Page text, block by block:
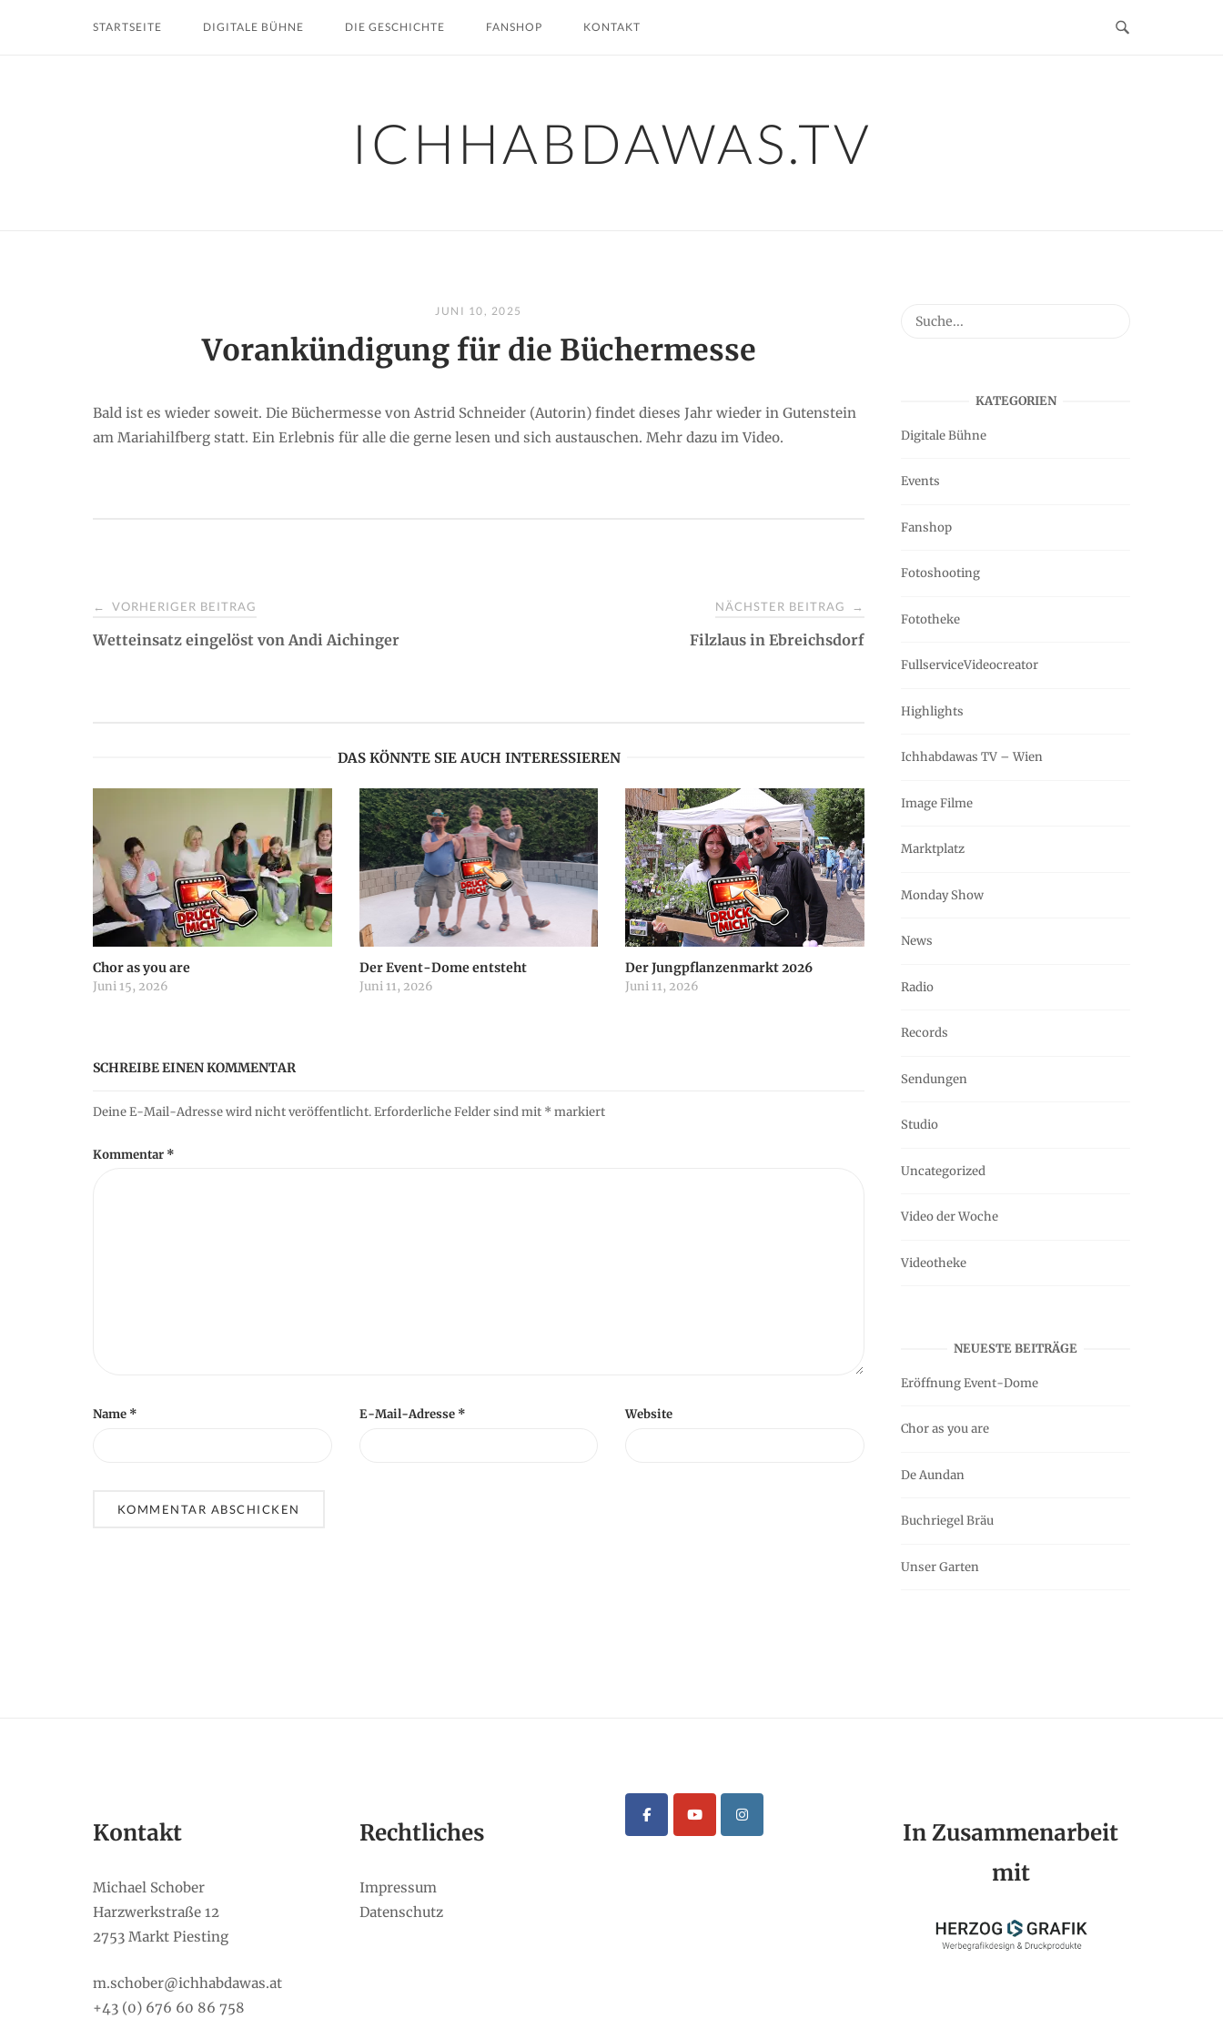
STARTSEITE DIGITALE BÜHNE DIE GESCHICHTE FANSHOP KONTAKT
ICHHABDAWAS.TV
JUNI 10, 2025
Vorankündigung für die Büchermesse
Bald ist es wieder soweit. Die Büchermesse von Astrid Schneider (Autorin) findet dieses Jahr wieder in Gutenstein
am Mariahilfberg statt. Ein Erlebnis für alle die gerne lesen und sich austauschen. Mehr dazu im Video.
P
n
a
v
i
t
i
← VORHERIGER BEITRAG
Wetteinsatz eingelöst von Andi Aichinger
NÄCHSTER BEITRAG →
Filzlaus in Ebreichsdorf
DAS KÖNNTE SIE AUCH INTERESSIEREN
Chor as you are
Juni 15, 2026
Der Event-Dome entsteht
Juni 11, 2026
Der Jungpflanzenmarkt 2026
Juni 11, 2026
SCHREIBE EINEN KOMMENTAR
Deine E-Mail-Adresse wird nicht veröffentlicht.Erforderliche Felder sind mit * markiert
Kommentar *
Name * E-Mail-Adresse * Website
KATEGORIEN
Digitale Bühne
Events
Fanshop
Fotoshooting
Fototheke
FullserviceVideocreator
Highlights
Ichhabdawas TV – Wien
Image Filme
Marktplatz
Monday Show
News
Radio
Records
Sendungen
Studio
Uncategorized
Video der Woche
Videotheke
NEUESTE BEITRÄGE
Eröffnung Event-Dome
Chor as you are
De Aundan
Buchriegel Bräu
Unser Garten
Kontakt
Michael Schober
Harzwerkstraße 12
2753 Markt Piesting
m.schober@ichhabdawas.at
+43 (0) 676 60 86 758
Rechtliches
Impressum
Datenschutz
In Zusammenarbeit
mit